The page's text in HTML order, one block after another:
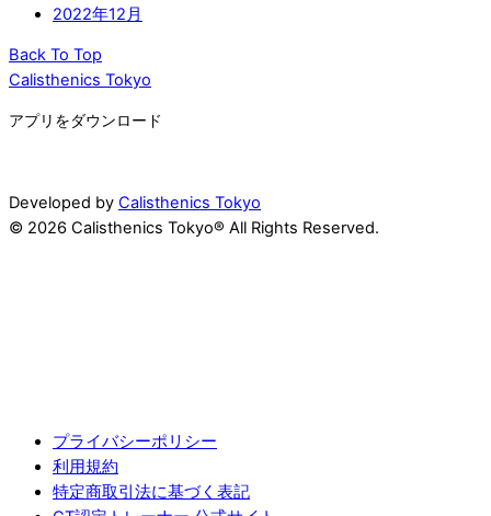
2022年12月
Back To Top
Calisthenics Tokyo
アプリをダウンロード
Developed by Calisthenics Tokyo
© 2026 Calisthenics Tokyo® All Rights Reserved.
プライバシーポリシー
利用規約
特定商取引法に基づく表記